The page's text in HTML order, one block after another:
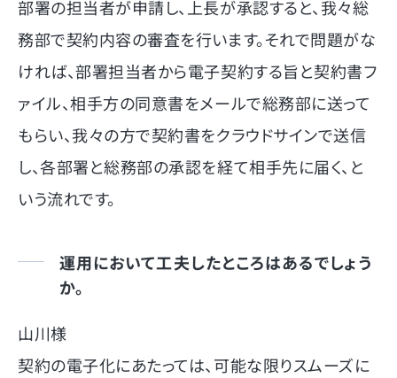
部署の担当者が申請し、上長が承認すると、我々総
務部で契約内容の審査を行います。それで問題がな
ければ、部署担当者から電子契約する旨と契約書フ
ァイル、相手方の同意書をメールで総務部に送って
もらい、我々の方で契約書をクラウドサインで送信
し、各部署と総務部の承認を経て相手先に届く、と
いう流れです。
運用において工夫したところはあるでしょう
か。
山川様
契約の電子化にあたっては、可能な限りスムーズに